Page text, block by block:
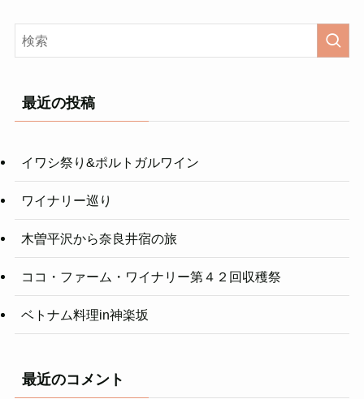
最近の投稿
イワシ祭り&ポルトガルワイン
ワイナリー巡り
木曽平沢から奈良井宿の旅
ココ・ファーム・ワイナリー第４２回収穫祭
ベトナム料理in神楽坂
最近のコメント